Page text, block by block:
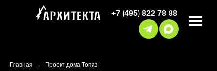
+7 (495) 822-78-88
Главная → Проект дома Топаз